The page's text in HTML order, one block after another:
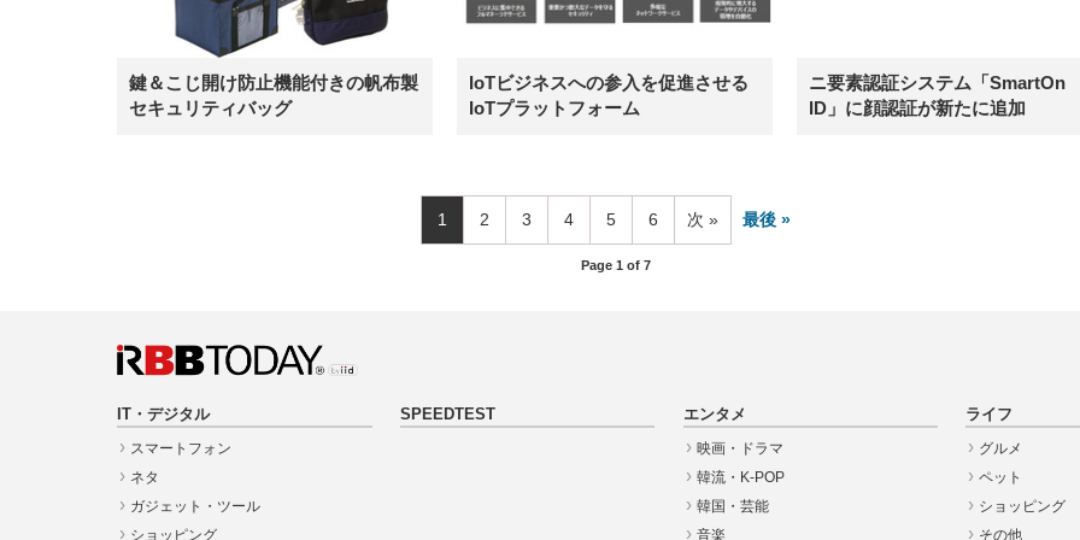
鍵＆こじ開け防止機能付きの帆布製
セキュリティバッグ
IoTビジネスへの参入を促進させる
IoTプラットフォーム
ニ要素認証システム「SmartOn
ID」に顔認証が新たに追加
1 2 3 4 5 6 次 最後
Page 1 of 7
IT・デジタル
スマートフォン
ネタ
ガジェット・ツール
ショッピング
SPEEDTEST
エンタメ
映画・ドラマ
韓流・K-POP
韓国・芸能
音楽
ライフ
グルメ
ペット
ショッピング
その他